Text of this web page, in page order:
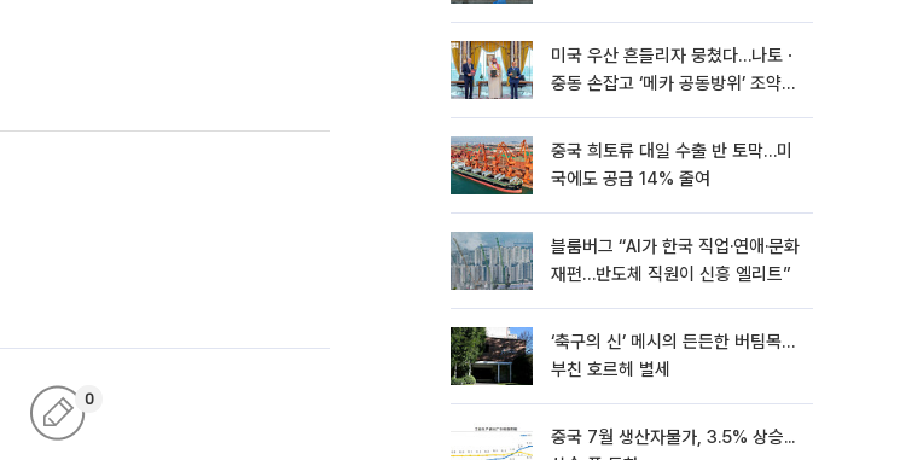
0
미국 우산 흔들리자 뭉쳤다…나토ㆍ
중동 손잡고 ‘메카 공동방위’ 조약
중국 희토류 대일 수출 반 토막…미
국에도 공급 14% 줄여
블룸버그 “AI가 한국 직업·연애·문화
재편…반도체 직원이 신흥 엘리트”
‘축구의 신’ 메시의 든든한 버팀목…
부친 호르헤 별세
중국 7월 생산자물가, 3.5% 상승...